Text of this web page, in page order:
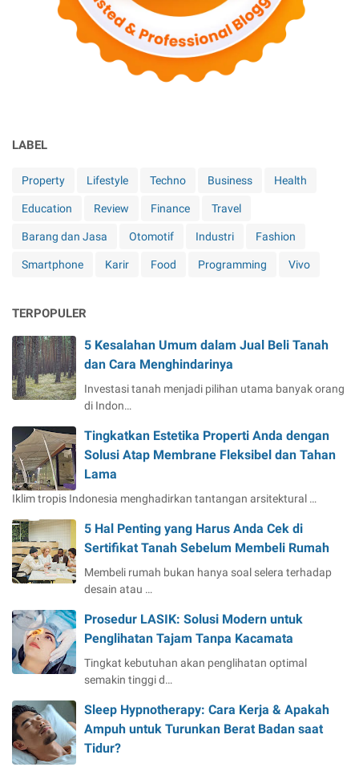
LABEL
Property Lifestyle Techno Business Health
Education Review Finance Travel
Barang dan Jasa Otomotif Industri Fashion
Smartphone Karir Food Programming Vivo
TERPOPULER
5 Kesalahan Umum dalam Jual Beli Tanah
dan Cara Menghindarinya
Investasi tanah menjadi pilihan utama banyak orang
di Indon…
Tingkatkan Estetika Properti Anda dengan
Solusi Atap Membrane Fleksibel dan Tahan
Lama
Iklim tropis Indonesia menghadirkan tantangan arsitektural …
5 Hal Penting yang Harus Anda Cek di
Sertifikat Tanah Sebelum Membeli Rumah
Membeli rumah bukan hanya soal selera terhadap
desain atau …
Prosedur LASIK: Solusi Modern untuk
Penglihatan Tajam Tanpa Kacamata
Tingkat kebutuhan akan penglihatan optimal
semakin tinggi d…
Sleep Hypnotherapy: Cara Kerja & Apakah
Ampuh untuk Turunkan Berat Badan saat
Tidur?